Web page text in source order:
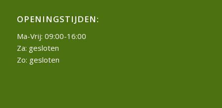
OPENINGSTIJDEN:
Ma-Vrij: 09:00-16:00
Za: gesloten
Zo: gesloten